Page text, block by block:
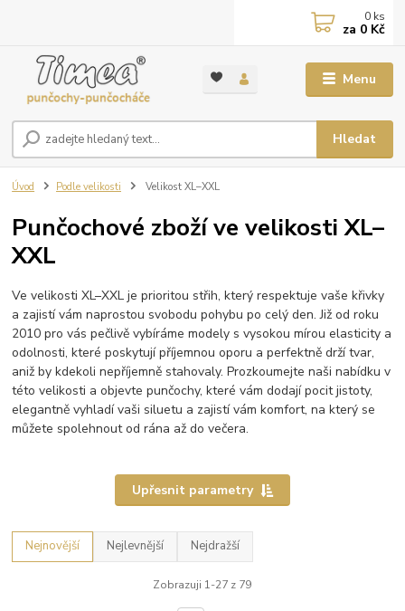
Menu
Hledat
0 ks
za 0 Kč
Úvod Podle velikosti Velikost XL–XXL
Punčochové zboží ve velikosti XL–
XXL
Ve velikosti XL–XXL je prioritou střih, který respektuje vaše křivky
a zajistí vám naprostou svobodu pohybu po celý den. Již od roku
2010 pro vás pečlivě vybíráme modely s vysokou mírou elasticity a
odolnosti, které poskytují příjemnou oporu a perfektně drží tvar,
aniž by kdekoli nepříjemně stahovaly. Prozkoumejte naši nabídku v
této velikosti a objevte punčochy, které vám dodají pocit jistoty,
elegantně vyhladí vaši siluetu a zajistí vám komfort, na který se
můžete spolehnout od rána až do večera.
Upřesnit parametry
Nejnovější Nejlevnější Nejdražší
Zobrazuji 1-27 z 79